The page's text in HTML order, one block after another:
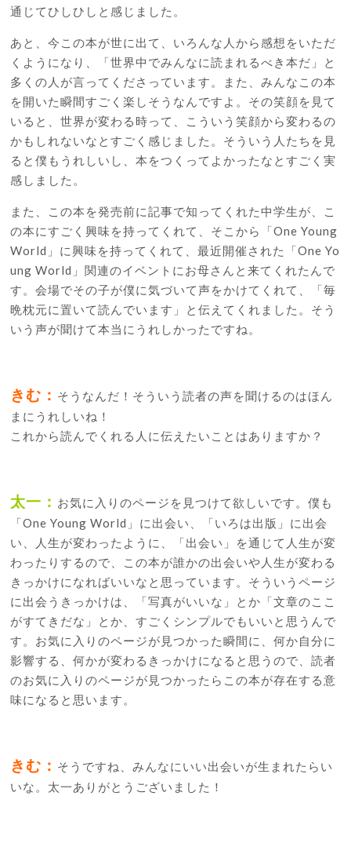
通じてひしひしと感じました。
あと、今この本が世に出て、いろんな人から感想をいただ
くようになり、「世界中でみんなに読まれるべき本だ」と
多くの人が言ってくださっています。また、みんなこの本
を開いた瞬間すごく楽しそうなんですよ。その笑顔を見て
いると、世界が変わる時って、こういう笑顔から変わるの
かもしれないなとすごく感じました。そういう人たちを見
ると僕もうれしいし、本をつくってよかったなとすごく実
感しました。
また、この本を発売前に記事で知ってくれた中学生が、こ
の本にすごく興味を持ってくれて、そこから「One Young
World」に興味を持ってくれて、最近開催された「One Yo
ung World」関連のイベントにお母さんと来てくれたんで
す。会場でその子が僕に気づいて声をかけてくれて、「毎
晩枕元に置いて読んでいます」と伝えてくれました。そう
いう声が聞けて本当にうれしかったですね。
きむ： そうなんだ！そういう読者の声を聞けるのはほん
まにうれしいね！
これから読んでくれる人に伝えたいことはありますか？
太一： お気に入りのページを見つけて欲しいです。僕も
「One Young World」に出会い、「いろは出版」に出会
い、人生が変わったように、「出会い」を通じて人生が変
わったりするので、この本が誰かの出会いや人生が変わる
きっかけになればいいなと思っています。そういうページ
に出会うきっかけは、「写真がいいな」とか「文章のここ
がすてきだな」とか、すごくシンプルでもいいと思うんで
す。お気に入りのページが見つかった瞬間に、何か自分に
影響する、何かが変わるきっかけになると思うので、読者
のお気に入りのページが見つかったらこの本が存在する意
味になると思います。
きむ： そうですね、みんなにいい出会いが生まれたらい
いな。太一ありがとうございました！